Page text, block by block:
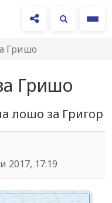
Гришо
Гришо
лошо за Григор
2017, 17:19